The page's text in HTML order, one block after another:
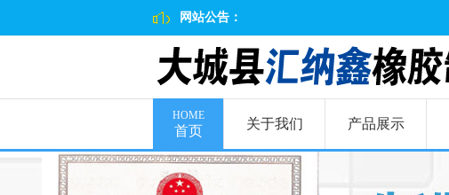
网站公告：
HOME
首页 关于我们 产品展示